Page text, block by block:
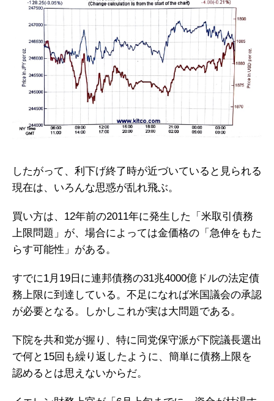
したがって、利下げ終了時が近づいていると見られる
現在は、いろんな思惑が乱れ飛ぶ。
買い方は、12年前の2011年に発生した「米取引債務
上限問題」が、場合によっては金価格の「急伸をもた
らす可能性」がある。
すでに1月19日に連邦債務の31兆4000億ドルの法定債
務上限に到達している。不足になれば米国議会の承認
が必要となる。しかしこれが実は大問題である。
下院を共和党が握り、特に同党保守派が下院議長選出
で何と15回も繰り返したように、簡単に債務上限を
認めるとは思えないからだ。